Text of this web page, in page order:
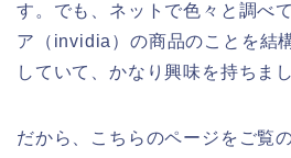
す。でも、ネットで色々と調べ
ア（invidia）の商品のことを結
していて、かなり興味を持ちまし
だから、こちらのページをご覧